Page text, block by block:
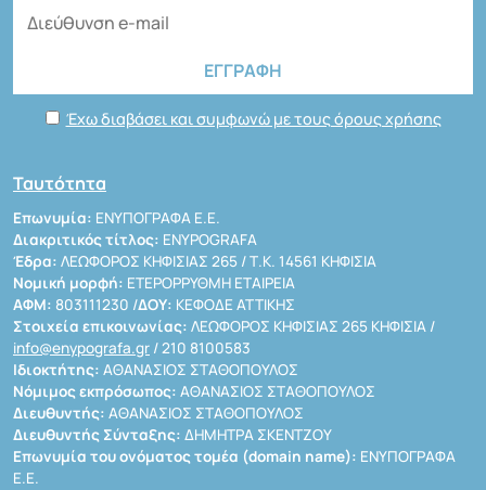
Έχω διαβάσει και συμφωνώ με τους όρους χρήσης
Ταυτότητα
Επωνυμία: ΕΝΥΠΟΓΡΑΦΑ Ε.Ε.
Διακριτικός τίτλος: ENYPOGRAFA
Έδρα: ΛΕΩΦΟΡΟΣ ΚΗΦΙΣΙΑΣ 265 / Τ.Κ. 14561 ΚΗΦΙΣΙΑ
Νομική μορφή: ΕΤΕΡΟΡΡΥΘΜΗ ΕΤΑΙΡΕΙΑ
ΑΦΜ: 803111230 /ΔΟΥ: ΚΕΦΟΔΕ ΑΤΤΙΚΗΣ
Στοιχεία επικοινωνίας: ΛΕΩΦΟΡΟΣ ΚΗΦΙΣΙΑΣ 265 ΚΗΦΙΣΙΑ /
info@enypografa.gr / 210 8100583
Ιδιοκτήτης: ΑΘΑΝΑΣΙΟΣ ΣΤΑΘΟΠΟΥΛΟΣ
Νόμιμος εκπρόσωπος: ΑΘΑΝΑΣΙΟΣ ΣΤΑΘΟΠΟΥΛΟΣ
Διευθυντής: ΑΘΑΝΑΣΙΟΣ ΣΤΑΘΟΠΟΥΛΟΣ
Διευθυντής Σύνταξης: ΔΗΜΗΤΡΑ ΣΚΕΝΤΖΟΥ
Επωνυμία του ονόματος τομέα (domain name): ΕΝΥΠΟΓΡΑΦΑ
Ε.Ε.